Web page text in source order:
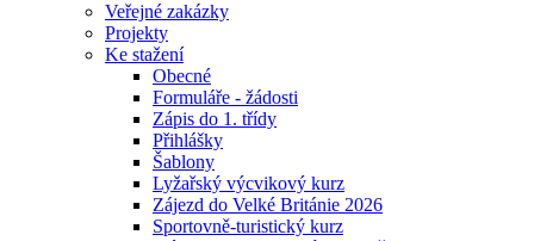
Veřejné zakázky
Projekty
Ke stažení
Obecné
Formuláře - žádosti
Zápis do 1. třídy
Přihlášky
Šablony
Lyžařský výcvikový kurz
Zájezd do Velké Británie 2026
Sportovně-turistický kurz